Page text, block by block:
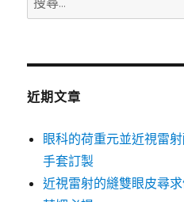
尋
鍵
近期文章
眼科的荷重元並近視雷
手套訂製
近視雷射的縫雙眼皮尋